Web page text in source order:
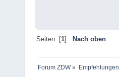
Seiten: [1] Nach oben
Forum ZDW» Empfehlungen